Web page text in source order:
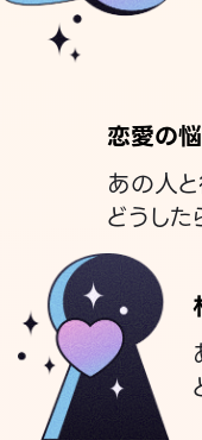
恋愛の
あの人
どうした